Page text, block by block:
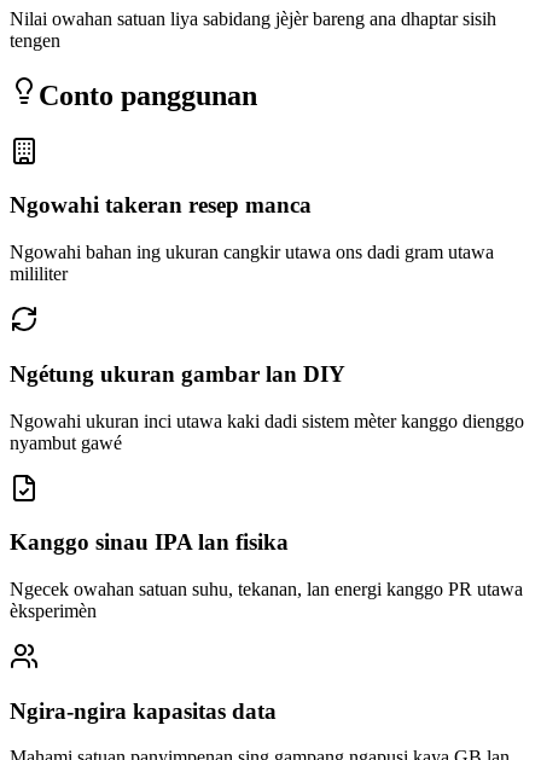
Nilai owahan satuan liya sabidang jèjèr bareng ana dhaptar sisih
tengen
Conto panggunan
Ngowahi takeran resep manca
Ngowahi bahan ing ukuran cangkir utawa ons dadi gram utawa
mililiter
Ngétung ukuran gambar lan DIY
Ngowahi ukuran inci utawa kaki dadi sistem mèter kanggo dienggo
nyambut gawé
Kanggo sinau IPA lan fisika
Ngecek owahan satuan suhu, tekanan, lan energi kanggo PR utawa
èksperimèn
Ngira-ngira kapasitas data